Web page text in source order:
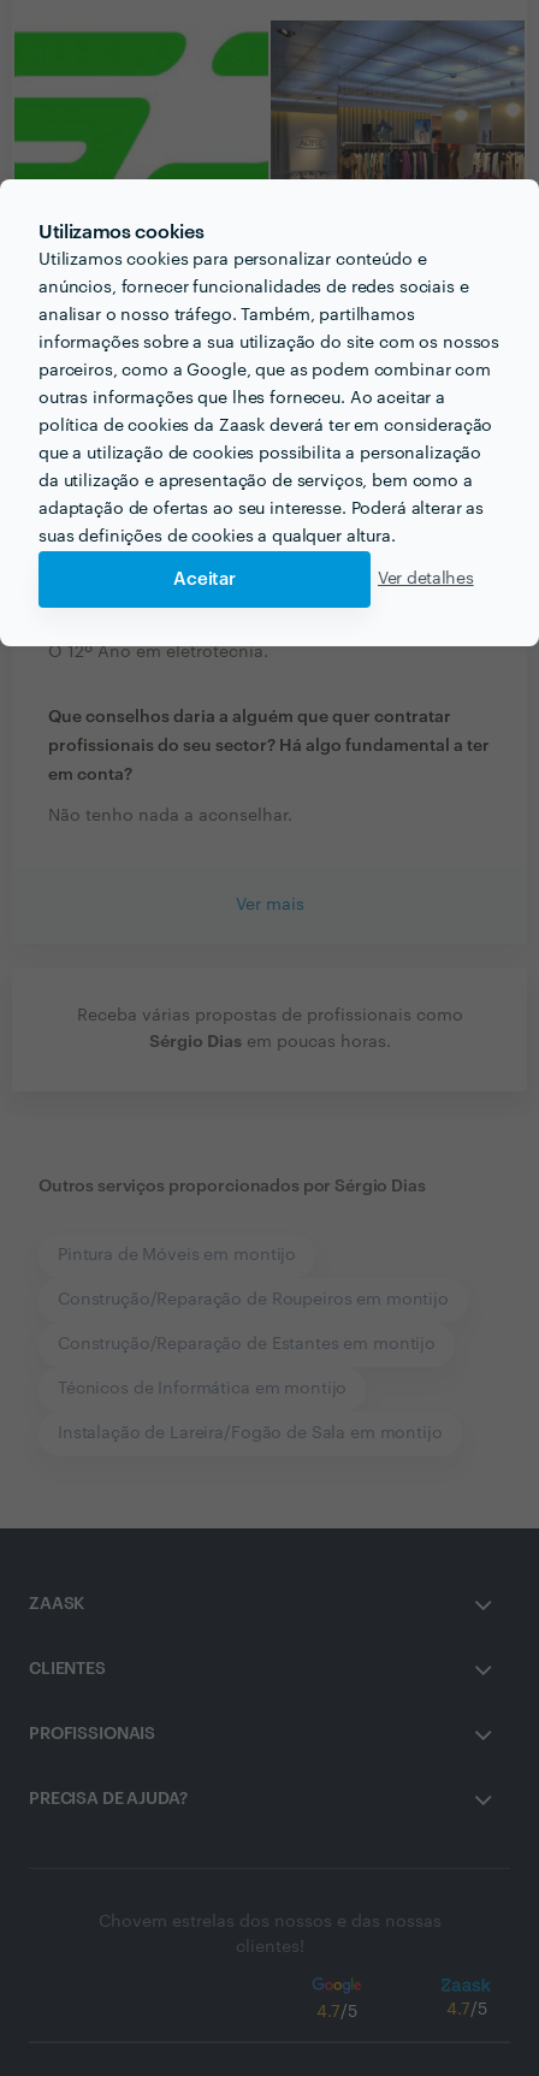
Utilizamos cookies
Utilizamos cookies para personalizar conteúdo e
anúncios, fornecer funcionalidades de redes sociais e
analisar o nosso tráfego. Também, partilhamos
informações sobre a sua utilização do site com os nossos
parceiros, como a Google, que as podem combinar com
outras informações que lhes forneceu. Ao aceitar a
política de cookies da Zaask deverá ter em consideração
que a utilização de cookies possibilita a personalização
da utilização e apresentação de serviços, bem como a
adaptação de ofertas ao seu interesse. Poderá alterar as
suas definições de cookies a qualquer altura.
Aceitar Ver detalhes
PERGUNTAS E RESPOSTAS
Em que informações deve um ou uma cliente pensar
acerca do projecto que quer realizar antes de falar
com profissionais?
Deve defenir bem o projeto que pretende realizar.
Que formação e experiência tem relacionadas com a
sua actividade?
O 12º Ano em eletrotecnia.
Que conselhos daria a alguém que quer contratar
profissionais do seu sector? Há algo fundamental a ter
em conta?
Não tenho nada a aconselhar.
Ver mais
Receba várias propostas de profissionais como
Sérgio Diasem poucas horas.
Outros serviços proporcionados por Sérgio Dias
Pintura de Móveis em montijo
Construção/Reparação de Roupeiros em montijo
Construção/Reparação de Estantes em montijo
Técnicos de Informática em montijo
Instalação de Lareira/Fogão de Sala em montijo
ZAASK
CLIENTES
PROFISSIONAIS
PRECISA DE AJUDA?
Chovem estrelas dos nossos e das nossas
clientes!
4.7/5 4.7/5